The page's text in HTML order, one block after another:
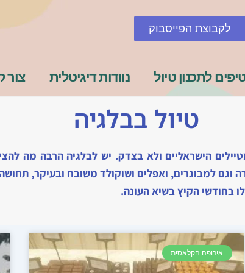
לקבוצת הפייסבוק
לתכנון טיול נוודות דיגיטלית צור
טיול בבלגיה
הישראליים ולא בצדק. יש לבלגיה הרבה מה
וגם למבוגרים, ואפלים ושוקולד משובח ובעיקר,
בחודשי הקיץ בשיא העונה.
אירופה הקלאסית